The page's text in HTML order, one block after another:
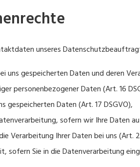
unseres
uns gespeicherten Daten und deren
personenbezogener Daten (Art. 16
gespeicherten Daten (Art. 17 DSGVO),
sofern wir Ihre Daten
Verarbeitung Ihrer Daten bei uns (Art.
sofern Sie in die Datenverarbeitung